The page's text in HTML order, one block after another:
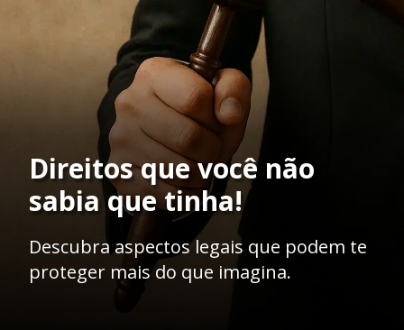
Direitos que você não
sabia que tinha!
Descubra aspectos legais que podem te
proteger mais do que imagina.